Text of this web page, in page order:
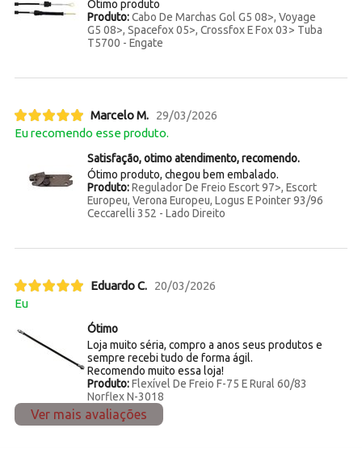
Otimo produto
Produto:Cabo De Marchas Gol G5 08>, Voyage
G5 08>, Spacefox 05>, Crossfox E Fox 03> Tuba
T5700 - Engate
Marcelo M.
29/03/2026
Eu recomendo esse produto.
Satisfação, otimo atendimento, recomendo.
Ótimo produto, chegou bem embalado.
Produto:Regulador De Freio Escort 97>, Escort
Europeu, Verona Europeu, Logus E Pointer 93/96
Ceccarelli 352 - Lado Direito
Eduardo C.
20/03/2026
Eu
Ótimo
Loja muito séria, compro a anos seus produtos e
sempre recebi tudo de forma ágil.
Recomendo muito essa loja!
Produto:Flexível De Freio F-75 E Rural 60/83
Norflex N-3018
Ver mais avaliações